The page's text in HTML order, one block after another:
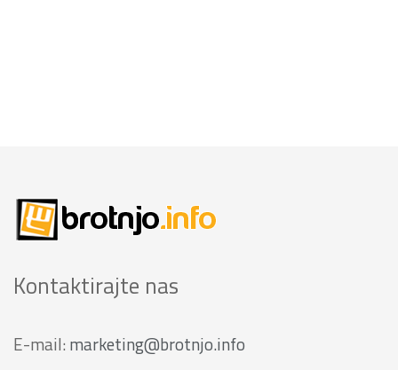
Kontaktirajte nas
E-mail: marketing@brotnjo.info